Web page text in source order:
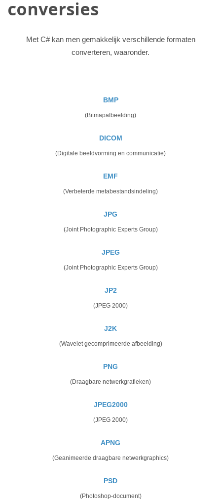
conversies
Met C# kan men gemakkelijk verschillende formaten
converteren, waaronder.
BMP
(Bitmapafbeelding)
DICOM
(Digitale beeldvorming en communicatie)
EMF
(Verbeterde metabestandsindeling)
JPG
(Joint Photographic Experts Group)
JPEG
(Joint Photographic Experts Group)
JP2
(JPEG 2000)
J2K
(Wavelet gecomprimeerde afbeelding)
PNG
(Draagbare netwerkgrafieken)
JPEG2000
(JPEG 2000)
APNG
(Geanimeerde draagbare netwerkgraphics)
PSD
(Photoshop-document)